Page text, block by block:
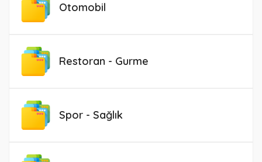
Otomobil
Restoran - Gurme
Spor - Sağlık